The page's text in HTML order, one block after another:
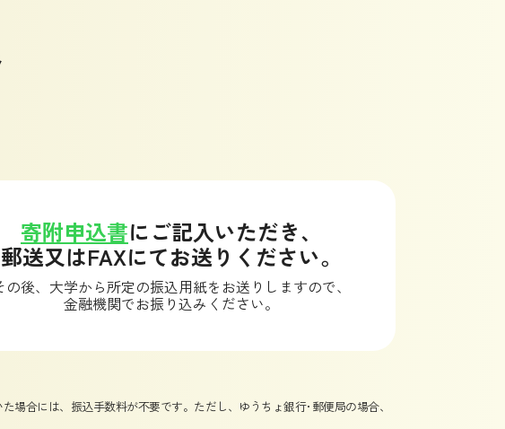
寄附申込書にご記入いただき、
郵送又はFAXにてお送りください。
の後、大学から所定の振込用紙をお送りしますので、
金融機関でお振り込みください。
合には、振込手数料が不要です。ただし、ゆうちょ銀行･郵便局の場合、